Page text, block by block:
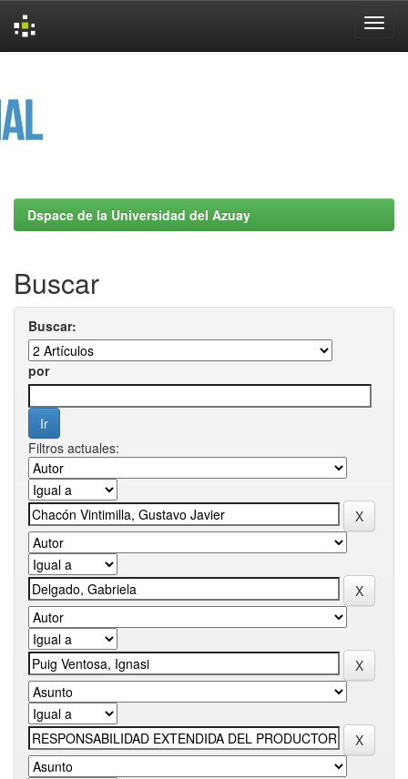
Dspace de la Universidad del Azuay
Buscar
Buscar:
por
Filtros actuales: